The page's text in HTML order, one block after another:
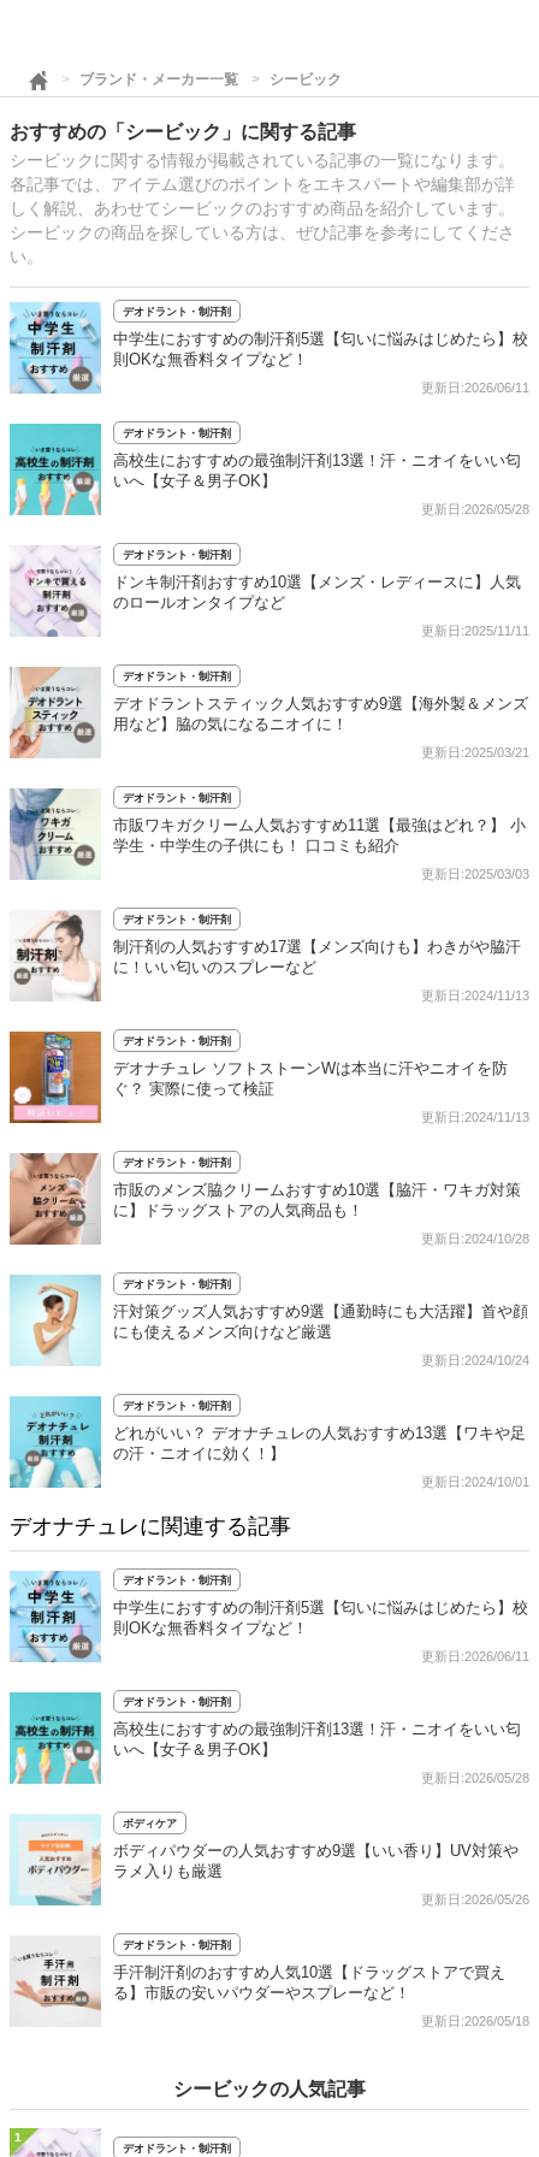
ブランド・メーカー一覧 シービック
おすすめの「シービック」に関する記事
シービックに関する情報が掲載されている記事の一覧になります。
各記事では、アイテム選びのポイントをエキスパートや編集部が詳
しく解説、あわせてシービックのおすすめ商品を紹介しています。
シービックの商品を探している方は、ぜひ記事を参考にしてくださ
い。
デオドラント・制汗剤
中学生におすすめの制汗剤5選【匂いに悩みはじめたら】校
則OKな無香料タイプなど！
更新日:2026/06/11
デオドラント・制汗剤
高校生におすすめの最強制汗剤13選！汗・ニオイをいい匂
いへ【女子＆男子OK】
更新日:2026/05/28
デオドラント・制汗剤
ドンキ制汗剤おすすめ10選【メンズ・レディースに】人気
のロールオンタイプなど
更新日:2025/11/11
デオドラント・制汗剤
デオドラントスティック人気おすすめ9選【海外製＆メンズ
用など】脇の気になるニオイに！
更新日:2025/03/21
デオドラント・制汗剤
市販ワキガクリーム人気おすすめ11選【最強はどれ？】 小
学生・中学生の子供にも！ 口コミも紹介
更新日:2025/03/03
デオドラント・制汗剤
制汗剤の人気おすすめ17選【メンズ向けも】わきがや脇汗
に！いい匂いのスプレーなど
更新日:2024/11/13
デオドラント・制汗剤
デオナチュレ ソフトストーンWは本当に汗やニオイを防
ぐ？ 実際に使って検証
更新日:2024/11/13
デオドラント・制汗剤
市販のメンズ脇クリームおすすめ10選【脇汗・ワキガ対策
に】ドラッグストアの人気商品も！
更新日:2024/10/28
デオドラント・制汗剤
汗対策グッズ人気おすすめ9選【通勤時にも大活躍】首や顔
にも使えるメンズ向けなど厳選
更新日:2024/10/24
デオドラント・制汗剤
どれがいい？ デオナチュレの人気おすすめ13選【ワキや足
の汗・ニオイに効く！】
更新日:2024/10/01
デオナチュレに関連する記事
デオドラント・制汗剤
中学生におすすめの制汗剤5選【匂いに悩みはじめたら】校
則OKな無香料タイプなど！
更新日:2026/06/11
デオドラント・制汗剤
高校生におすすめの最強制汗剤13選！汗・ニオイをいい匂
いへ【女子＆男子OK】
更新日:2026/05/28
ボディケア
ボディパウダーの人気おすすめ9選【いい香り】UV対策や
ラメ入りも厳選
更新日:2026/05/26
デオドラント・制汗剤
手汗制汗剤のおすすめ人気10選【ドラッグストアで買え
る】市販の安いパウダーやスプレーなど！
更新日:2026/05/18
シービックの人気記事
1
デオドラント・制汗剤